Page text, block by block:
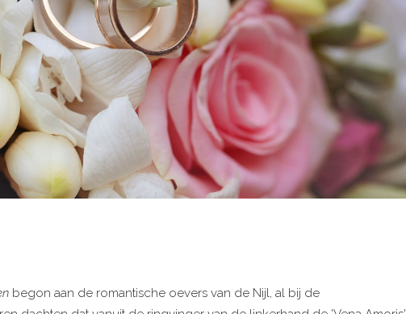
begon aan de romantische oevers van de Nijl, al bij de